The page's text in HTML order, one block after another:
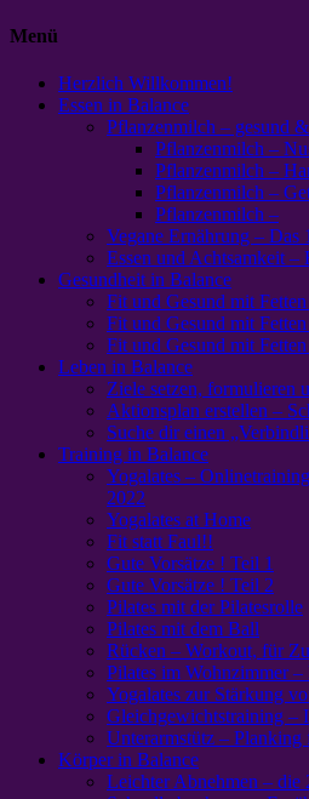
Menü
Herzlich Willkommen!
Essen in Balance
Pflanzenmilch – gesund
Pflanzenmilch –
Pflanzenmilch –
Pflanzenmilch –
Pflanzenmilch –
Vegane Ernährung – Das
Essen und Achtsamkeit –
Gesundheit in Balance
Fit und Gesund mit
Fit und Gesund mit
Fit und Gesund mit
Leben in Balance
Ziele setzen, formulieren
Aktionsplan erstellen –
Suche dir einen
Training in Balance
Yogalates –
2022
Yogalates at Home
Fit statt Faul!!
Gute Vorsätze ! Teil 1
Gute Vorsätze ! Teil 2
Pilates mit der Pilatesrolle
Pilates mit dem Ball
Rücken – Workout, für
Pilates im Wohnzimmer
Yogalates zur Stärkung
Gleichgewichtstraining –
Unterarmstütz – Planking
Körper in Balance
Leichter Abnehmen – die